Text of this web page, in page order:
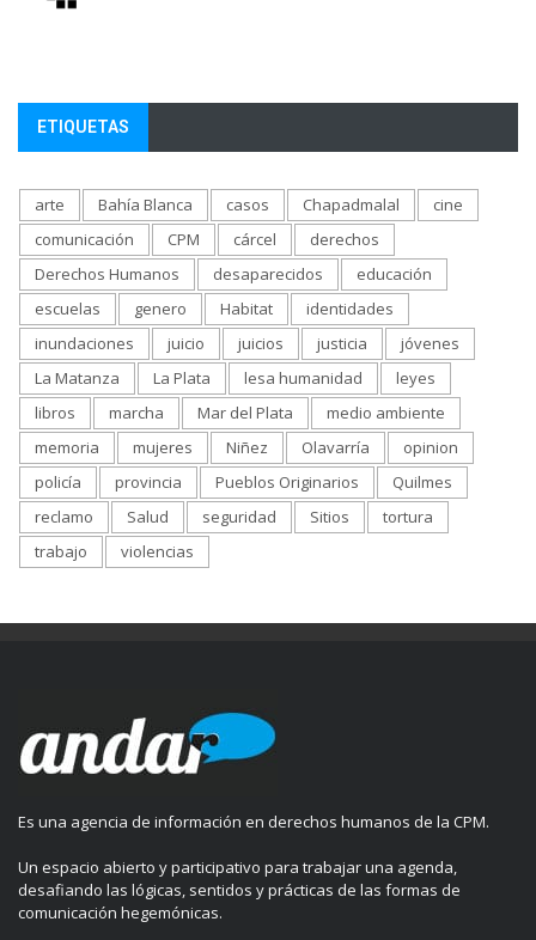
ETIQUETAS
arte Bahía Blanca casos Chapadmalal
cine
comunicación
CPM cárcel
derechos
Derechos Humanos
desaparecidos
educación
escuelas
genero Habitat
identidades
inundaciones
juicio juicios justicia
jóvenes
La Matanza
La Plata lesa humanidad
leyes
libros
marcha Mar del Plata
medio ambiente
memoria
mujeres Niñez Olavarría
opinion
policía
provincia Pueblos Originarios
Quilmes
reclamo
Salud seguridad Sitios
tortura
trabajo
violencias
Es una agencia de información en derechos humanos de la CPM.
Un espacio abierto y participativo para trabajar una agenda,
desafiando las lógicas, sentidos y prácticas de las formas de
comunicación hegemónicas.